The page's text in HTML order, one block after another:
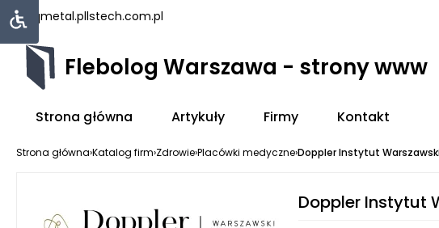
uniqmetal.pllstech.com.pl
Flebolog Warszawa - strony www
Strona główna Artykuły Firmy Kontakt
Strona główna›Katalog firm›Zdrowie›Placówki medyczne›Doppler Instytut
Doppler Instytut